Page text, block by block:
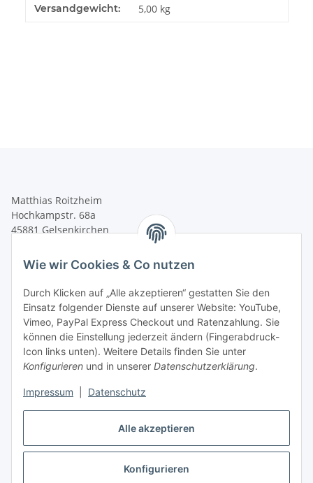
Alle akzeptieren
Konfigurieren
Wie wir Cookies & Co nutzen
Durch Klicken auf „Alle akzeptieren“ gestatten Sie den
Einsatz folgender Dienste auf unserer Website: YouTube,
Vimeo, PayPal Express Checkout und Ratenzahlung. Sie
können die Einstellung jederzeit ändern (Fingerabdruck-
Icon links unten). Weitere Details finden Sie unter
Konfigurieren und in unserer Datenschutzerklärung.
Impressum Datenschutz
Produkteigenschaft
Wert
Versandgewicht: 5,00 kg
Matthias Roitzheim
Hochkampstr. 68a
45881 Gelsenkirchen
Fax: +49 (0) 209 95905915
shop@roitzheim-werkzeugmaschinen.de
Informationen
Gesetzliche Informationen
Vertrag widerrufen